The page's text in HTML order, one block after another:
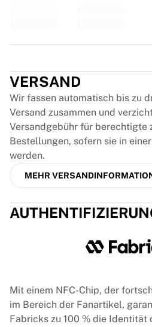
VERSAND
Wir fassen automatisch bis zu
Versand zusammen und
Versandgebühr für berechtigte
Bestellungen, sofern sie in
werden.
MEHR
Mit einem NFC-Chip, der
im Bereich der Fanartikel,
Fabricks zu 100 % die Identität